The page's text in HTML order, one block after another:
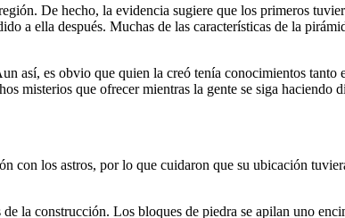
De hecho, la evidencia sugiere que los primeros
a ella después. Muchas de las características de la
así, es obvio que quien la creó tenía conocimientos
misterios que ofrecer mientras la gente se siga haciendo
con los astros, por lo que cuidaron que su ubicación
la construcción. Los bloques de piedra se apilan uno